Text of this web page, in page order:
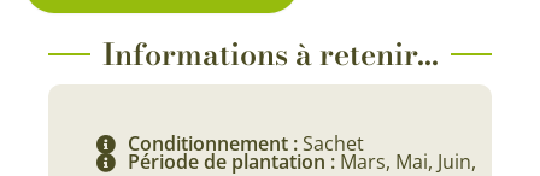
Informations à retenir...
Conditionnement :Sachet
Période de plantation : Mars, Mai, Juin,